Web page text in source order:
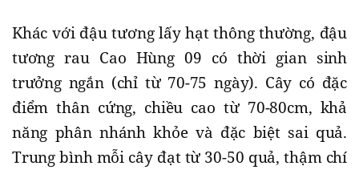
​Khác với đậu tương lấy hạt thông thường, đậu
tương rau Cao Hùng 09 có thời gian sinh
trưởng ngắn (chỉ từ 70-75 ngày). Cây có đặc
điểm thân cứng, chiều cao từ 70-80cm, khả
năng phân nhánh khỏe và đặc biệt sai quả.
Trung bình mỗi cây đạt từ 30-50 quả, thậm chí